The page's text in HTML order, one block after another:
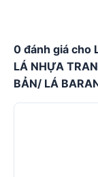
0 đánh giá cho
LÁ NHỰA
BẢN/ LÁ